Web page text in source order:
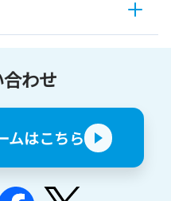
わせ
ムはこちら